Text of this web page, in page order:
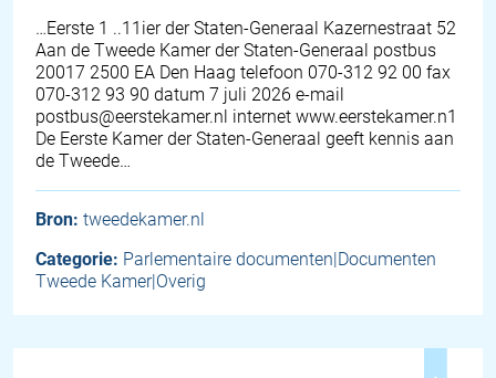
…Eerste 1 ..11ier der Staten-Generaal Kazernestraat 52
Aan de Tweede Kamer der Staten-Generaal postbus
20017 2500 EA Den Haag telefoon 070-312 92 00 fax
070-312 93 90 datum 7 juli 2026 e-mail
postbus@eerstekamer.nl internet www.eerstekamer.n1
De Eerste Kamer der Staten-Generaal geeft kennis aan
de Tweede…
Bron: tweedekamer.nl
Categorie: Parlementaire documenten|Documenten
Tweede Kamer|Overig